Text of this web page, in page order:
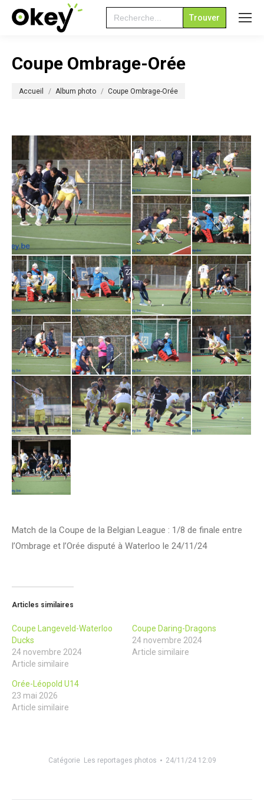
Search
for:
Coupe Ombrage-Orée
Accueil Album photo Coupe Ombrage-Orée
Match de la Coupe de la Belgian League : 1/8 de finale entre
l’Ombrage et l’Orée disputé à Waterloo le 24/11/24
Articles similaires
Coupe Langeveld-Waterloo
Ducks
24 novembre 2024
Article similaire
Coupe Daring-Dragons
24 novembre 2024
Article similaire
Orée-Léopold U14
23 mai 2026
Article similaire
Catégorie Les reportages photos 24/11/24 12:09